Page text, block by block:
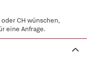
CH wünschen,
eine Anfrage.